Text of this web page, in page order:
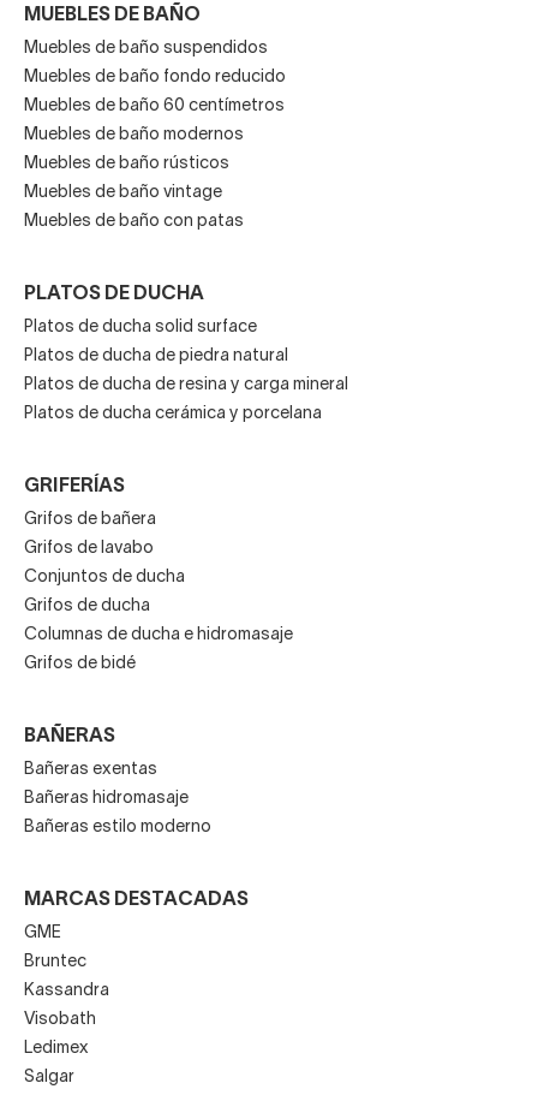
MUEBLES DE BAÑO
Muebles de baño suspendidos
Muebles de baño fondo reducido
Muebles de baño 60 centímetros
Muebles de baño modernos
Muebles de baño rústicos
Muebles de baño vintage
Muebles de baño con patas
PLATOS DE DUCHA
Platos de ducha solid surface
Platos de ducha de piedra natural
Platos de ducha de resina y carga mineral
Platos de ducha cerámica y porcelana
GRIFERÍAS
Grifos de bañera
Grifos de lavabo
Conjuntos de ducha
Grifos de ducha
Columnas de ducha e hidromasaje
Grifos de bidé
BAÑERAS
Bañeras exentas
Bañeras hidromasaje
Bañeras estilo moderno
MARCAS DESTACADAS
GME
Bruntec
Kassandra
Visobath
Ledimex
Salgar